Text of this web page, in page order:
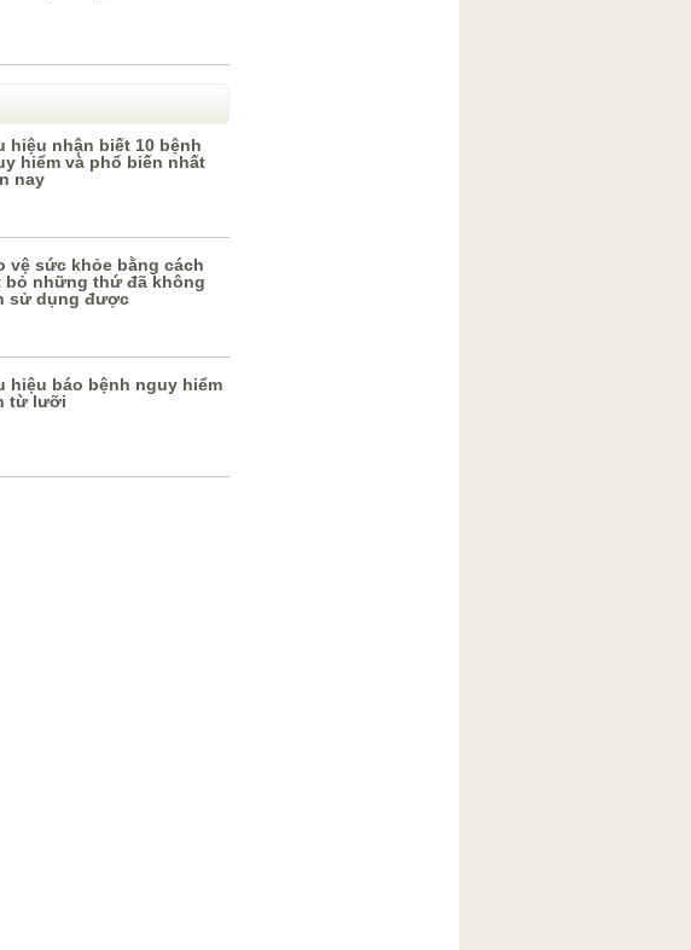
hiệu nhận biết 10 bệnh
hiểm và phổ biến nhất
nay
vệ sức khỏe bằng cách
bỏ những thứ đã không
sử dụng được
hiệu báo bệnh nguy hiểm
từ lưỡi